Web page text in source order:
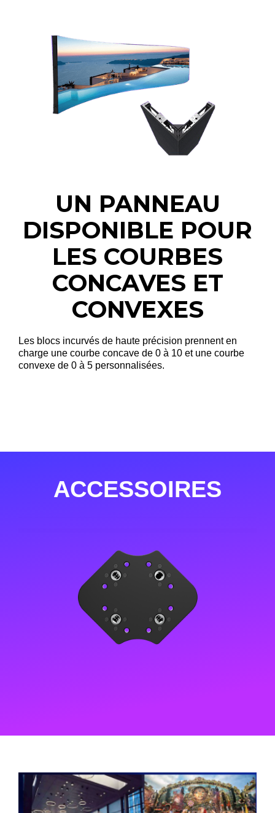
UN PANNEAU
DISPONIBLE POUR
LES COURBES
CONCAVES ET
CONVEXES
Les blocs incurvés de haute précision prennent en
charge une courbe concave de 0 à 10 et une courbe
convexe de 0 à 5 personnalisées.
ACCESSOIRES